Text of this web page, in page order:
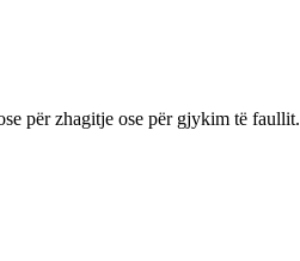
për zhagitje ose për gjykim të faullit.